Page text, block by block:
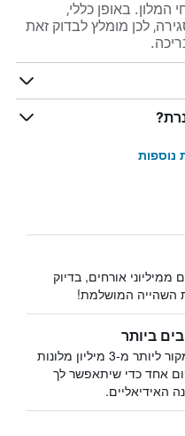
המלון. באופן כללי,
לכן מומלץ לבדוק זאת
נוספות
ממיליוני אורחים, בדיוק
השהייה המושלמת!
ביותר
HotelsCombined הוא מקור ליותר מ-3 מיליון מלונות
אחד כדי שיתאפשר לך
האידיאליים.